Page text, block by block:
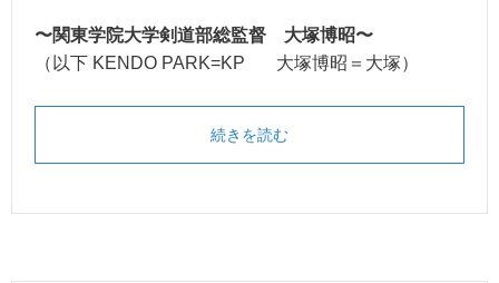
〜関東学院大学剣道部総監督 大塚博昭〜
（以下 KENDO PARK=KP 大塚博昭＝大塚）
続きを読む